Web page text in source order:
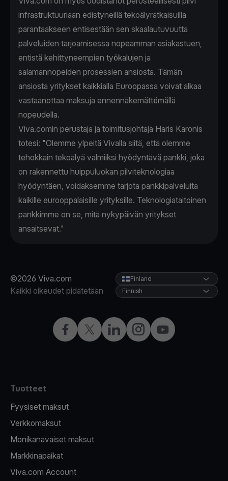
infrastruktuuriaan edistyneillä tekoälyratkaisuilla
parantaakseen entisestään sen skaalautuvuutta
palveluiden tarjoamisessa nopeamman asiakastuen,
entistä kehittyneempien työkalujen ja
salamannopeiden prosessien ansiosta. Tämän
ansiosta yritykset kaikkialla Euroopassa voivat alkaa
vastaanottaa maksuja ennennäkemättömällä
nopeudella.
Viva.comin perustaja ja toimitusjohtaja Haris Karonis
totesi: "Olemme ylpeitä Vivalla siitä, että olemme
tehokkain tekoälyä valmiiksi hyödyntävä pankki, joka
on rakennettu huippuluokan pilviteknologiaa
hyödyntäen, voidaksemme tarjota pankkipalveluita
kaikille eurooppalaisille yrityksille. Teknologiataitoinen
pankkimme on se, mitä nykypäivän yritykset
ansaitsevat."
©2026 Viva.com
Kaikki oikeudet pidätetään
Facebook
X LinkedInInstagramYouTube
Finland
Finnish
Tuotteet
Fyysiset maksut
Verkkomaksut
Monikanavaiset maksut
Markkinapaikat
Viva.com Account